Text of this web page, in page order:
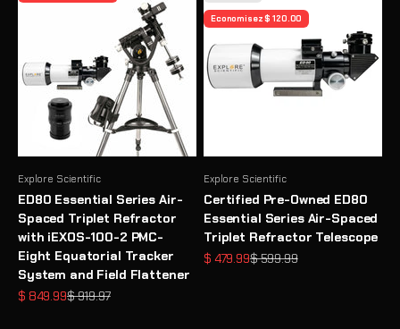
Explore Scientific
ED80 Essential Series Air-
Spaced Triplet Refractor
with iEXOS-100-2 PMC-
Eight Equatorial Tracker
System and Field Flattener
Prix de vente
$ 849.99Prix normal
$ 919.97
Economisez $ 120.00
Explore Scientific
Certified Pre-Owned ED80
Essential Series Air-Spaced
Triplet Refractor Telescope
Prix de vente
$ 479.99Prix normal
$ 599.99